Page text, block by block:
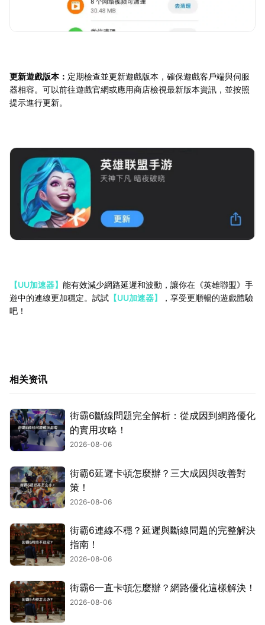
更新遊戲版本： 定期檢查並更新遊戲版本，確保遊戲客戶端與伺服
器相容。可以前往遊戲官網或應用商店檢視最新版本資訊，並按照
提示進行更新。
【UU加速器】 能有效減少網路延遲和波動，讓你在《英雄聯盟》手
遊中的連線更加穩定。試試 【UU加速器】
，享受更順暢的遊戲體驗
吧！
相关资讯
街霸6斷線問題完全解析：從成因到網路優化
的實用攻略！
2026-08-06
街霸6延遲卡頓怎麼辦？三大成因與改善對
策！
2026-08-06
街霸6連線不穩？延遲與斷線問題的完整解決
指南！
2026-08-06
街霸6一直卡頓怎麼辦？網路優化這樣解決！
2026-08-06